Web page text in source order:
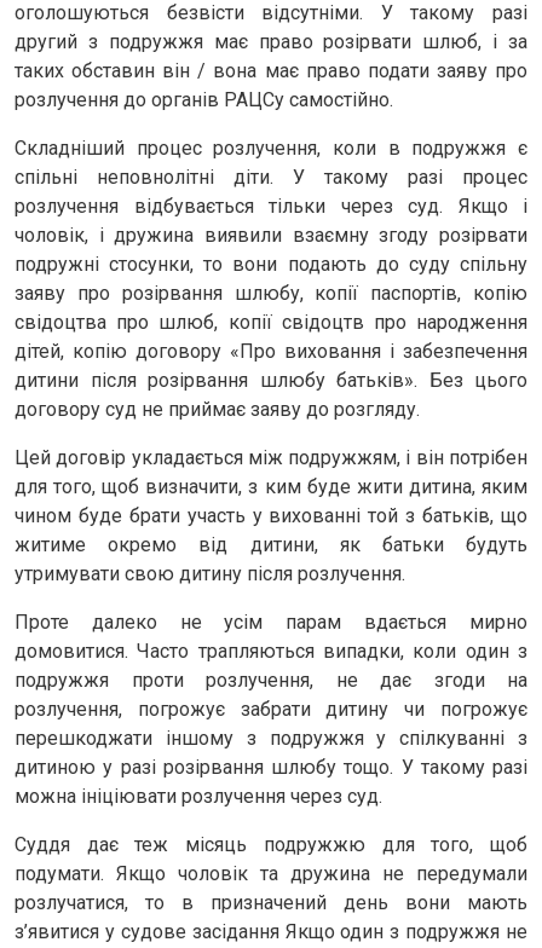
оголошуються безвісти відсутніми. У такому разі
другий з подружжя має право розірвати шлюб, і за
таких обставин він / вона має право подати заяву про
розлучення до органів РАЦСу самостійно.
Складніший процес розлучення, коли в подружжя є
спільні неповнолітні діти. У такому разі процес
розлучення відбувається тільки через суд. Якщо і
чоловік, і дружина виявили взаємну згоду розірвати
подружні стосунки, то вони подають до суду спільну
заяву про розірвання шлюбу, копії паспортів, копію
свідоцтва про шлюб, копії свідоцтв про народження
дітей, копію договору «Про виховання і забезпечення
дитини після розірвання шлюбу батьків». Без цього
договору суд не приймає заяву до розгляду.
Цей договір укладається між подружжям, і він потрібен
для того, щоб визначити, з ким буде жити дитина, яким
чином буде брати участь у вихованні той з батьків, що
житиме окремо від дитини, як батьки будуть
утримувати свою дитину після розлучення.
Проте далеко не усім парам вдається мирно
домовитися. Часто трапляються випадки, коли один з
подружжя проти розлучення, не дає згоди на
розлучення, погрожує забрати дитину чи погрожує
перешкоджати іншому з подружжя у спілкуванні з
дитиною у разі розірвання шлюбу тощо. У такому разі
можна ініціювати розлучення через суд.
Суддя дає теж місяць подружжю для того, щоб
подумати. Якщо чоловік та дружина не передумали
розлучатися, то в призначений день вони мають
з’явитися у судове засідання Якщо один з подружжя не